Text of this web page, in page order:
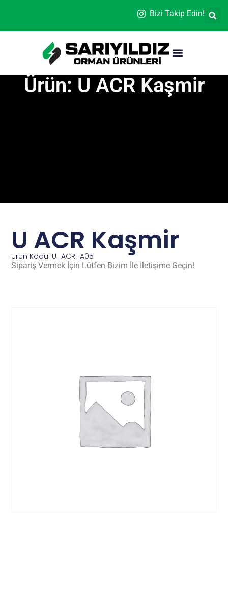
Bizi Takip Edin!
Ürün: U ACR Kaşmir
U ACR Kaşmir
Ürün Kodu: U_ACR_A05
Sipariş Vermek İçin Lütfen Bizim İle İletişime Geçin!